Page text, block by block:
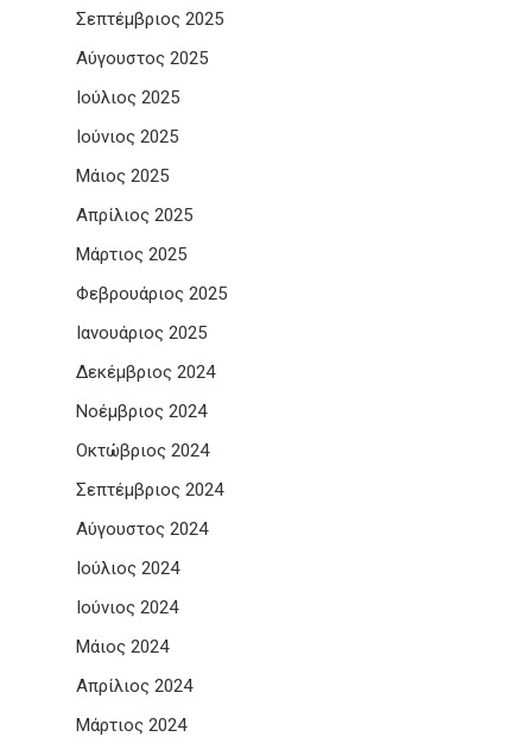
Σεπτέμβριος 2025
Αύγουστος 2025
Ιούλιος 2025
Ιούνιος 2025
Μάιος 2025
Απρίλιος 2025
Μάρτιος 2025
Φεβρουάριος 2025
Ιανουάριος 2025
Δεκέμβριος 2024
Νοέμβριος 2024
Οκτώβριος 2024
Σεπτέμβριος 2024
Αύγουστος 2024
Ιούλιος 2024
Ιούνιος 2024
Μάιος 2024
Απρίλιος 2024
Μάρτιος 2024